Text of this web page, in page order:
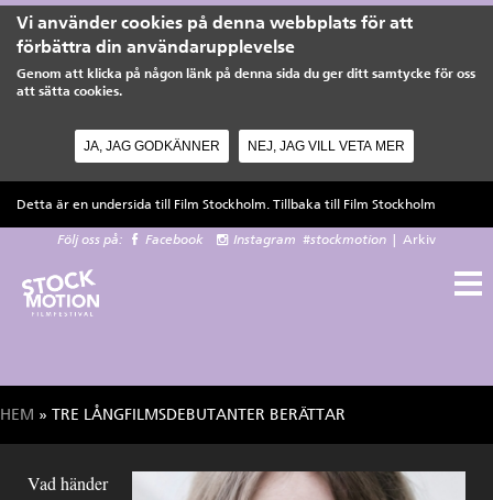
Vi använder cookies på denna webbplats för att
förbättra din användarupplevelse
Genom att klicka på någon länk på denna sida du ger ditt samtycke för oss
att sätta cookies.
JA, JAG GODKÄNNER NEJ, JAG VILL VETA MER
Detta är en undersida till Film Stockholm. Tillbaka till Film Stockholm
Följ oss på: Facebook Instagram #stockmotion Arkiv
Du är här
HEM » TRE LÅNGFILMSDEBUTANTER BERÄTTAR
Vad händer